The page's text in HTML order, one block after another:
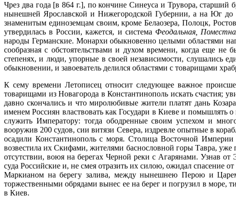
Чрез два года [в 864 г.], по кончине Синеуса и Трувора,
нынешней Ярославской и Нижегородской Губернии, а на Юг
знаменитым единоземцам своим, кроме Белаозера, Полоцк,
утвердилась в России, кажется, и система Феодальная,
народы Германские. Монархи обыкновенно целыми областями
сообразная с обстоятельствами и духом времени, когда еще
степенях, и люди, упорные в своей независимости, слушались
обыкновении, и завоеватель делился областями с товарищами
К сему времени Летописец относит следующее важное
товарищами из Новагорода в Константинополь искать счастия;
давно скончались и что миролюбивые жители платят дань
именем Россиян властвовать как Государи в Киеве и
служить Императору: тогда ободренные своим успехом и
вооружив 200 судов, сии витязи Севера, издревле опытные в
осадили Константинополь с моря. Столица Восточной
возвестила их Скифами, жителями баснословной горы Тавра,
отсутствии, воюя на берегах Черной реки с Агарянами. Узнав
суда Российские и, не смея отразить их силою, ожидал спасение
Маркианом на берегу залива, между нынешнею Перою и
торжественными обрядами вынес ее на берег и погрузил в море,
в Киев.